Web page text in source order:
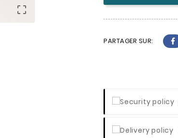

PARTAGER SUR: